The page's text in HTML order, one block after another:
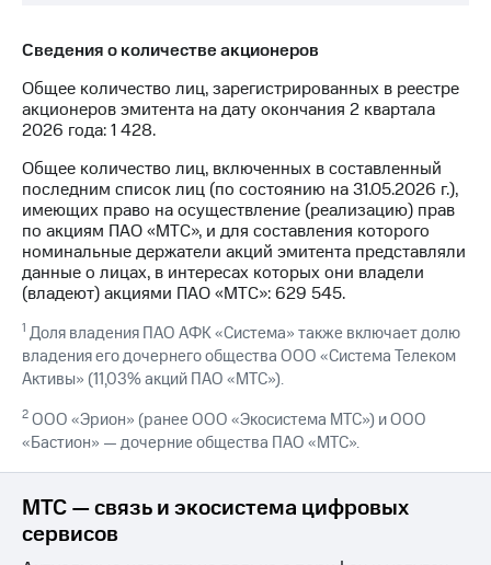
Собрания
Личный
кабинет
акционера
капитал
Контроль
и
аудит
Рынок
акций
Программа
приобретения
Порядок
акций
Дивиденды
Описание
Еврооблигации-2023
Сведения о количестве акционеров
Общее количество лиц, зарегистрированных в реестре
акционеров эмитента на дату окончания 2 квартала
2026 года: 1 428.
Общее количество лиц, включенных в составленный
последним список лиц (по состоянию на 31.05.2026 г.),
имеющих право на осуществление (реализацию) прав
по акциям ПАО «МТС», и для составления которого
номинальные держатели акций эмитента представляли
данные о лицах, в интересах которых они владели
(владеют) акциями ПАО «МТС»: 629 545.
1 Доля владения ПАО АФК «Система» также включает долю
владения его дочернего общества ООО «Система Телеком
Активы» (11,03% акций ПАО «МТС»).
2ООО «Эрион» (ранее ООО «Экосистема МТС») и ООО
«Бастион» — дочерние общества ПАО «МТС».
МТС — связь и экосистема цифровых
сервисов